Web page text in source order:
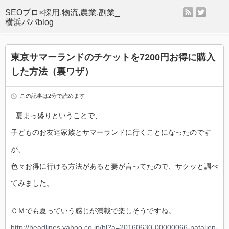
SEOプロ×採用,物流,農業,副業_
横浜パパblog
rss
東京サマーランドのチケットを7200円お得に購入
した方法（裏ワザ）
この記事は2分で読めます
夏まっ盛りということで、
子どものお友達家族とサマーランドに行くことになったのです
が、
色々お得に行ける方法があると妻が言ってたので、サクッと調べ
てみました。
ＣＭでも夏っていう感じが満載で楽しそうですね。